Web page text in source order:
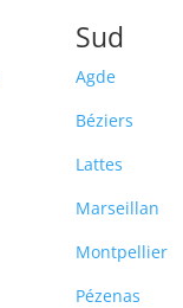
Sud
Agde
Béziers
Lattes
Marseillan
Montpellier
Pézenas